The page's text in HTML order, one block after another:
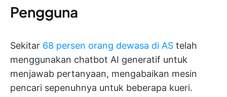
Pengguna
Sekitar 68 persen orang dewasa di AS telah
menggunakan chatbot AI generatif untuk
menjawab pertanyaan, mengabaikan mesin
pencari sepenuhnya untuk beberapa kueri.